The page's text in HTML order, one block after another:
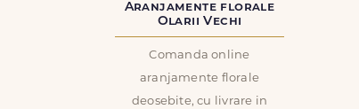
Aranjamente florale
Olarii Vechi
Comanda online
aranjamente florale
deosebite, cu livrare in